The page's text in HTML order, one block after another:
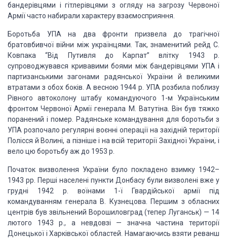
бандерівцями і гітлерівцями з огляду на загрозу Червоної
Армії часто набирали характеру взаємосприяння.
Боротьба УПА на два фронти призвела до трагічної
братовбивчої війни між українцями. Так, знаменитий рейд С.
Ковпака “Від Путивля до Карпат” влітку 1943 р.
супроводжувався кривавими боями між бандерівцями УПА і
партизанськими загонами радянської України й великими
втратами з обох боків. А весною 1944 р. УПА розбила поблизу
Рівного автоколону штабу командуючого 1-м Українським
фронтом Червоної Армії генерала М. Ватутіна.
Він був тяжко
поранений і помер. Радянське командування для боротьби з
УПА розпочало регулярні воєнні операції на західній території
Полісся й Волині, а пізніше і на всій території Західної України, і
вело цю боротьбу аж до 1953 р.
Початок визволення України було покладено взимку 1942–
1943 рр. Перші населені пункти Донбасу були визволені вже у
грудні 1942 р. воїнами 1-ї Гвардійської армії під
командуванням генерала В. Кузнецова. Першим з обласних
центрів був звільнений Ворошиловград (тепер Луганськ) — 14
лютого 1943 р., а невдовзі — значна частина території
Донецької і Харківської областей. Намагаючись взяти реванш